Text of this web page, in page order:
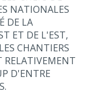
NATIONALES
DE LA
ET DE L'EST,
CHANTIERS
RELATIVEMENT
D'ENTRE